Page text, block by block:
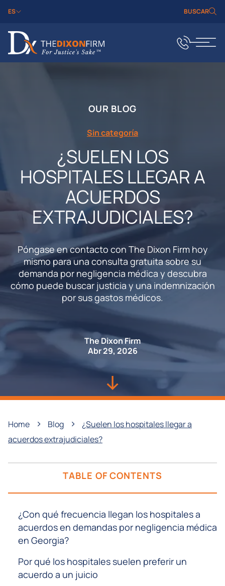
ES BUSCAR
OUR BLOG
Sin categoría
¿SUELEN LOS
HOSPITALES LLEGAR A
ACUERDOS
EXTRAJUDICIALES?
Póngase en contacto con The Dixon Firm hoy
mismo para una consulta gratuita sobre su
demanda por negligencia médica y descubra
cómo puede buscar justicia y una indemnización
por sus gastos médicos.
The Dixon Firm
Abr 29, 2026
Home › Blog ›
¿Suelen los hospitales llegar a
acuerdos extrajudiciales?
TABLE OF CONTENTS
¿Con qué frecuencia llegan los hospitales a
acuerdos en demandas por negligencia médica
en Georgia?
Por qué los hospitales suelen preferir un
acuerdo a un juicio